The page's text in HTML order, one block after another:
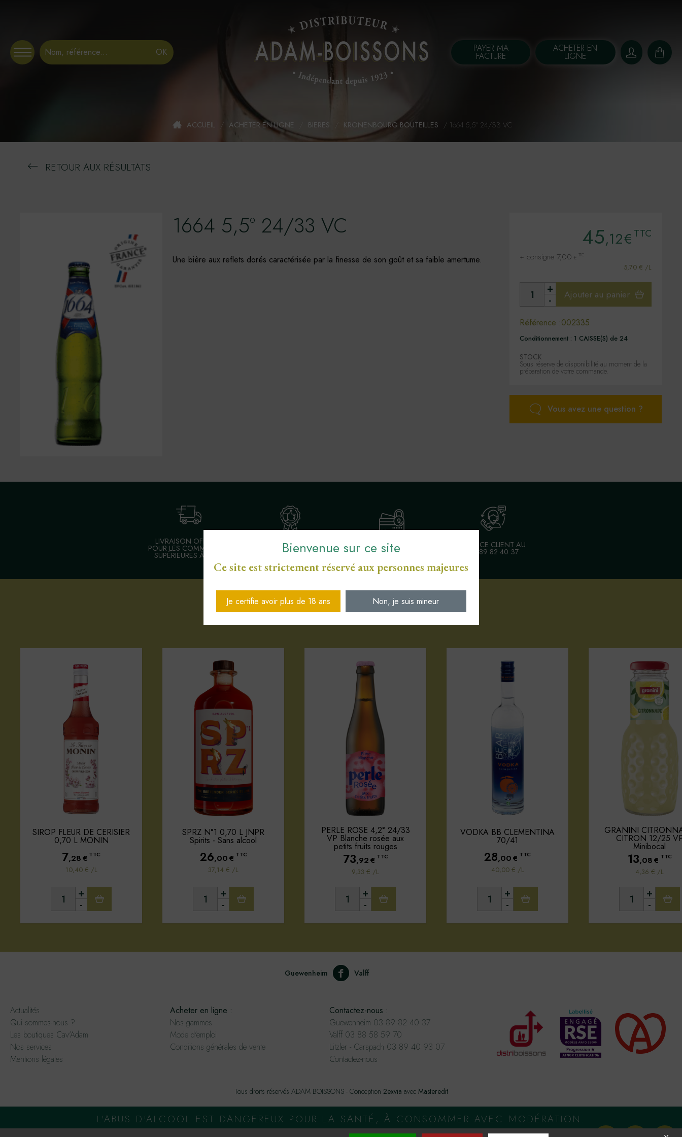
PAYER MA
FACTURE
ACHETER EN
LIGNE
ACCUEIL / ACHETER EN LIGNE BIERES KRONENBOURG BOUTEILLES / 1664 5,5° 24/33 VC
RETOUR AUX RÉSULTATS
1664 5,5° 24/33 VC
Une bière aux reflets dorés caractérisée par la finesse de son goût et sa faible amertume.
45,12€ TTC
+ consigne 7,00 € TTC
5,70 € /L
-
+ Ajouter au panier
Référence :002335
Conditionnement : 1 CAISSE(S) de 24
STOCK
Sous réserve de disponibilité au moment de la
préparation de votre commande.
Vous avez une question ?
LIVRAISON OFFERTE
POUR LES COMMANDES
SUPÉRIEURES À 30 €
ENGAGEMENT SERVICE
DE PROXIMITÉ PAIEMENT SÉCURISÉ CB SERVICE CLIENT AU
03 89 82 40 37
Votre sélection d'articles
SIROP FLEUR DE CERISIER
0,70 L MONIN
7,28€ TTC
10,40 € /L
-
+
SPRZ N°1 0,70 L JNPR
Spirits - Sans alcool
26,00€ TTC
37,14 € /L
-
+
PERLE ROSE 4,2° 24/33
VP Blanche rosée aux
petits fruits rouges
73,92€ TTC
9,33 € /L
-
+
VODKA BB CLEMENTINA
70/41
28,00€ TTC
40,00 € /L
-
+
GRANINI
CITRON 12/25
Minibocal
13,08€ TTC
4,36 € /L
-
+
Guewenheim Valff
Actualités
Qui sommes-nous ?
Les boutiques Cav'Adam
Nos services
Mentions légales
Acheter en ligne :
Nos gammes
Mode d'emploi
Conditions générales de vente
Contactez-nous :
Guewenheim 03 89 82 40 37
Valff 03 88 58 59 70
Litzler - Carspach 03 89 40 93 07
Contactez-nous
Tous droits réservés ADAM BOISSONS - Conception 2exvia avec Masteredit
L'ABUS D'ALCOOL EST DANGEREUX POUR LA SANTÉ, À CONSOMMER AVEC MODÉRATION.
Bienvenue sur ce site
Ce site est strictement réservé aux personnes majeures
Je certifie avoir plus de 18 ans Non, je suis mineur